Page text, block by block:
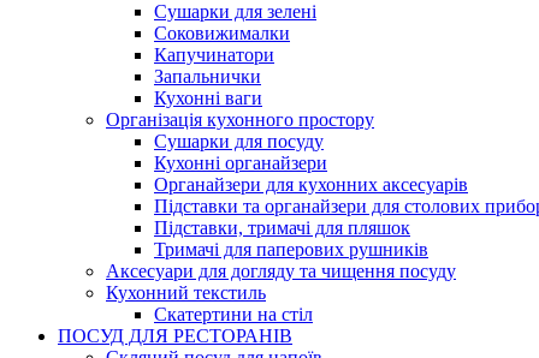
Сушарки для зелені
Соковижималки
Капучинатори
Запальнички
Кухонні ваги
Організація кухонного простору
Сушарки для посуду
Кухонні органайзери
Органайзери для кухонних аксесуарів
Підставки та органайзери для столових
Підставки, тримачі для пляшок
Тримачі для паперових рушників
Аксесуари для догляду та чищення посуду
Кухонний текстиль
Скатертини на стіл
ПОСУД ДЛЯ РЕСТОРАНІВ